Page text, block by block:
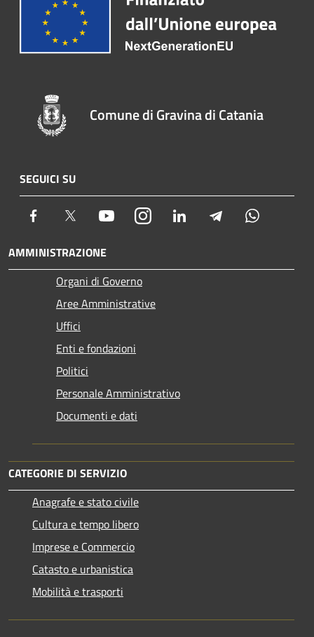
Comune di Gravina di Catania
SEGUICI SU
Facebook Twitter YoutubeInstagram LinkedIn Telegram
AMMINISTRAZIONE
Organi di Governo
Aree Amministrative
Uffici
Enti e fondazioni
Politici
Personale Amministrativo
Documenti e dati
CATEGORIE DI SERVIZIO
Anagrafe e stato civile
Cultura e tempo libero
Imprese e Commercio
Catasto e urbanistica
Mobilità e trasporti